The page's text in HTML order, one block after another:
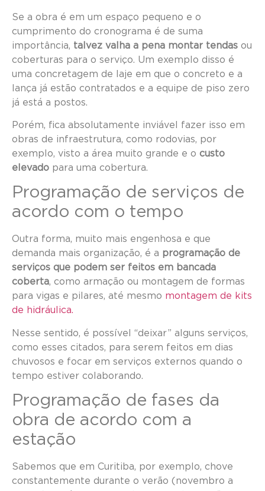
Se a obra é em um espaço pequeno e o
cumprimento do cronograma é de suma
importância, talvez valha a pena montar tendas ou
coberturas para o serviço. Um exemplo disso é
uma concretagem de laje em que o concreto e a
lança já estão contratados e a equipe de piso zero
já está a postos.
Porém, fica absolutamente inviável fazer isso em
obras de infraestrutura, como rodovias, por
exemplo, visto a área muito grande e o custo
elevado para uma cobertura.
Programação de serviços de
acordo com o tempo
Outra forma, muito mais engenhosa e que
demanda mais organização, é a programação de
serviços que podem ser feitos em bancada
coberta, como armação ou montagem de formas
para vigas e pilares, até mesmo montagem de kits
de hidráulica.
Nesse sentido, é possível “deixar” alguns serviços,
como esses citados, para serem feitos em dias
chuvosos e focar em serviços externos quando o
tempo estiver colaborando.
Programação de fases da
obra de acordo com a
estação
Sabemos que em Curitiba, por exemplo, chove
constantemente durante o verão (novembro a